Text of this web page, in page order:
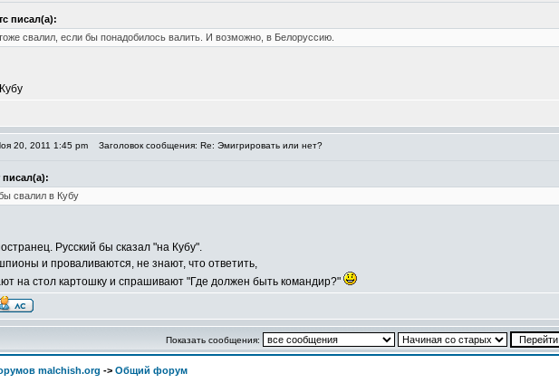
писал(а):
свалил, если бы понадобилось валить. И возможно, в Белоруссию.
20, 2011 1:45 pm Заголовок сообщения: Re: Эмигрировать или нет?
писал(а):
свалил в Кубу
Русский бы сказал "на Кубу".
и проваливаются, не знают, что ответить,
на стол картошку и спрашивают "Где должен быть командир?"
Показать сообщения:
malchish.org -> Общий форум